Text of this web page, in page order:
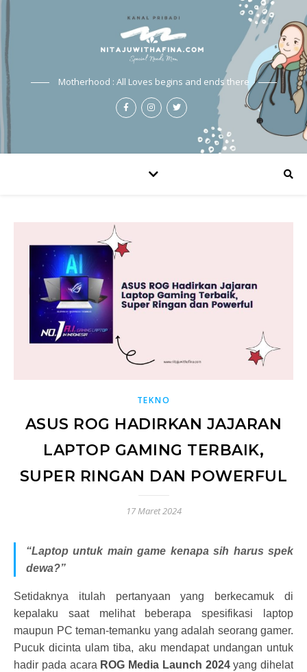
Motherhood : All Loves begins and ends there
TEKNO
ASUS ROG HADIRKAN JAJARAN
LAPTOP GAMING TERBAIK,
SUPER RINGAN DAN POWERFUL
17 Maret 2024
“Laptop untuk main game kenapa sih harus spek
dewa?”
Setidaknya itulah pertanyaan yang berkecamuk di
kepalaku saat melihat beberapa spesifikasi laptop
maupun PC teman-temanku yang adalah seorang gamer.
Pucuk dicinta ulam tiba, aku mendapat undangan untuk
hadir pada acara ROG Media Launch 2024yang dihelat